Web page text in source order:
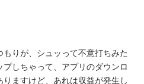
りが、シュッって不意打ちみた
しちゃって、アプリのダウンロ
ますけど、あれは収益が発生し